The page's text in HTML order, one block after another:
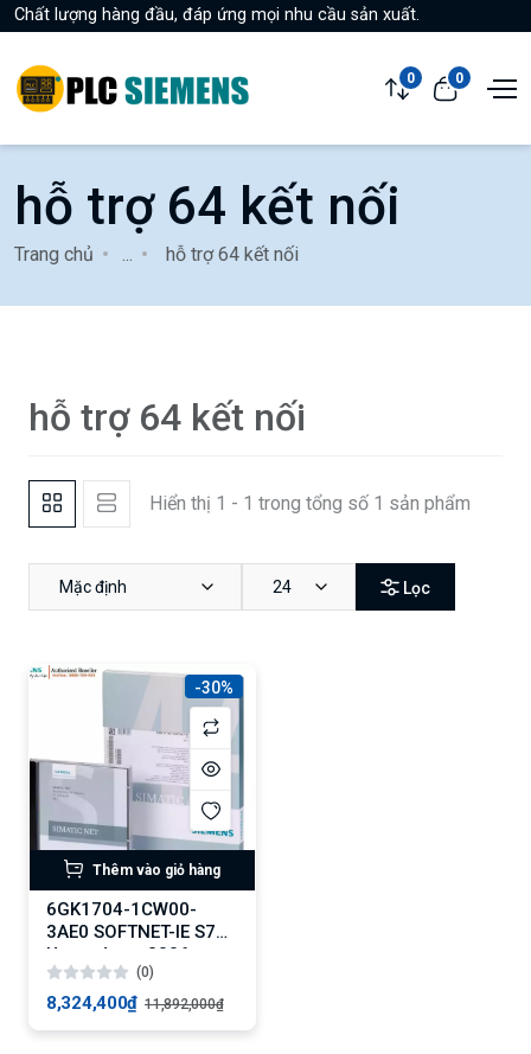
Chất lượng hàng đầu, đáp ứng mọi nhu cầu sản xuất.
0 0
hỗ trợ 64 kết nối
Trang chủ hỗ trợ 64 kết nối
hỗ trợ 64 kết nối
Hiển thị 1 - 1 trong tổng số 1 sản phẩm
Mặc định 24 Lọc
-30%
Thêm vào giỏ hàng
6GK1704-1CW00-
3AE0 SOFTNET-IE S7
Upgrade >= 2006
(0)
8,324,400₫ 11,892,000₫